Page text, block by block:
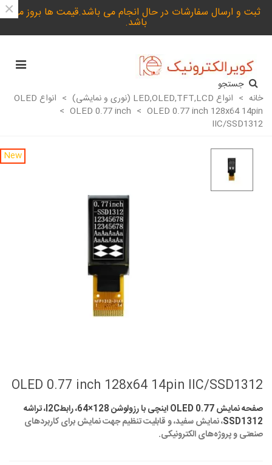
ثبت و ارسال سفارشات در حال انجام می باشد.قیمت ها بروز می
باشد.
×
جستجو
خانه > انواع LED,OLED,TFT,LCD (نوری و نمایشی) > انواع OLED
> OLED 0.77 inch > OLED 0.77 inch 128x64 14pin
IIC/SSD1312
New
OLED 0.77 inch 128x64 14pin IIC/SSD1312
صفحه نمایش OLED 0.77 اینچی با رزولوشن 128×64، رابط‌
I2C، تراشه
SSD1312، نمایش سفید، و قابلیت تنظیم جهت نمایش برای کاربردهای
صنعتی و پروژه‌های الکترونیکی.